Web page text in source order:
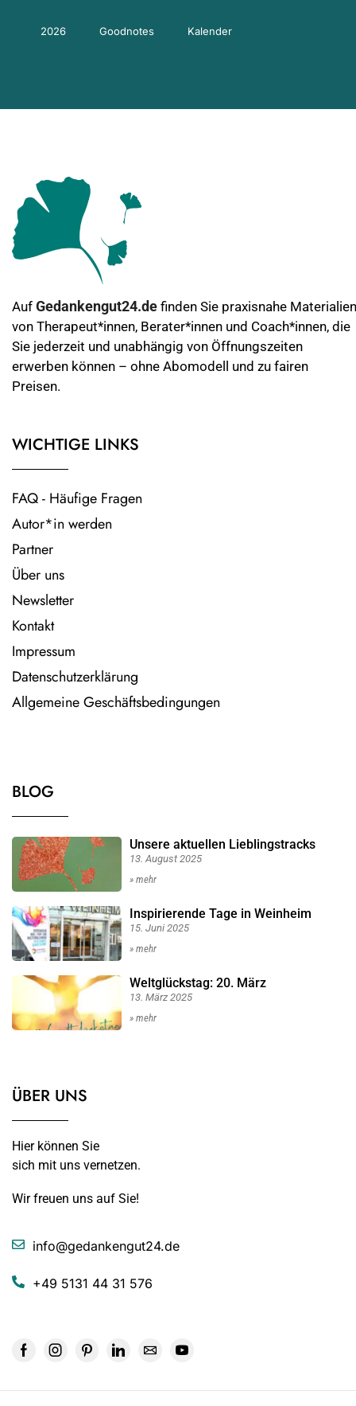
2026 Goodnotes Kalender
Auf Gedankengut24.de finden Sie praxisnahe Materialien
von Therapeut*innen, Berater*innen und Coach*innen, die
Sie jederzeit und unabhängig von Öffnungszeiten
erwerben können – ohne Abomodell und zu fairen
Preisen.
WICHTIGE LINKS
FAQ - Häufige Fragen
Autor*in werden
Partner
Über uns
Newsletter
Kontakt
Impressum
Datenschutzerklärung
Allgemeine Geschäftsbedingungen
BLOG
Unsere aktuellen Lieblingstracks
13. August 2025
» mehr
Inspirierende Tage in Weinheim
15. Juni 2025
» mehr
Weltglückstag: 20. März
13. März 2025
» mehr
ÜBER UNS
Hier können Sie
sich mit uns vernetzen.
Wir freuen uns auf Sie!
info@gedankengut24.de
+49 5131 44 31 576